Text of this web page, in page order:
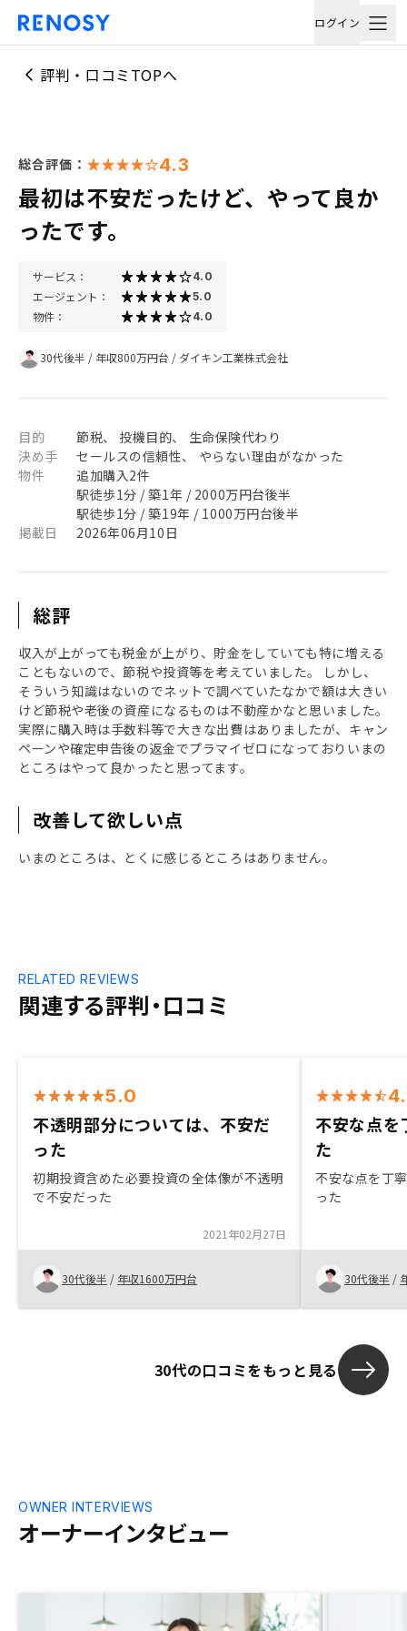
ログイン
評判・口コミTOPへ
総合評価： 4.3
最初は不安だったけど、やって良か
ったです。
サービス： 4.0
エージェント： 5.0
物件： 4.0
30代後半 / 年収800万円台 / ダイキン工業株式会社
目的
節税、 投機目的、 生命保険代わり
決め手
セールスの信頼性、 やらない理由がなかった
物件
追加購入2件
駅徒歩1分 / 築1年 / 2000万円台後半
駅徒歩1分 / 築19年 / 1000万円台後半
掲載日
2026年06月10日
総評
収入が上がっても税金が上がり、貯金をしていても特に増える
こともないので、節税や投資等を考えていました。 しかし、
そういう知識はないのでネットで調べていたなかで額は大きい
けど節税や老後の資産になるものは不動産かなと思いました。
実際に購入時は手数料等で大きな出費はありましたが、キャン
ペーンや確定申告後の返金でプラマイゼロになっておりいまの
ところはやって良かったと思ってます。
改善して欲しい点
いまのところは、とくに感じるところはありません。
関連する評判・口コミ
RELATED REVIEWS
5.0
不透明部分については、不安だ
った
初期投資含めた必要投資の全体像が不透明
で不安だった
2021年02月27日
30代後半 / 年収1600万円台
不安な点を
た
不安な点を丁
った
30代後半 /
30代の口コミをもっと見る
オーナーインタビュー
OWNER INTERVIEWS